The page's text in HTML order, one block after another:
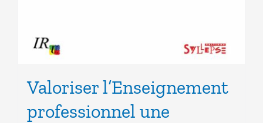
Valoriser l’Enseignement
professionnel une